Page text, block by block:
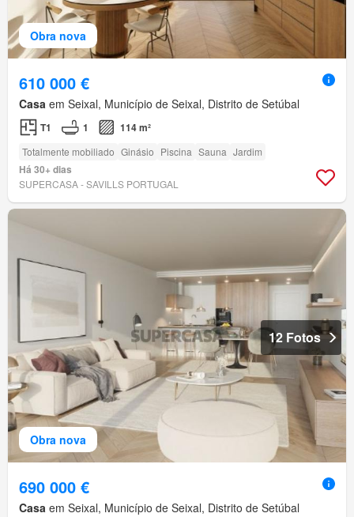
Obra nova
610 000 €
Casa em Seixal, Município de Seixal, Distrito de Setúbal
T1 1 114 m²
Totalmente mobiliado Ginásio Piscina Sauna Jardim
Há 30+ dias
SUPERCASA - SAVILLS PORTUGAL
Obra nova
12 Fotos
690 000 €
Casa em Seixal, Município de Seixal, Distrito de Setúbal